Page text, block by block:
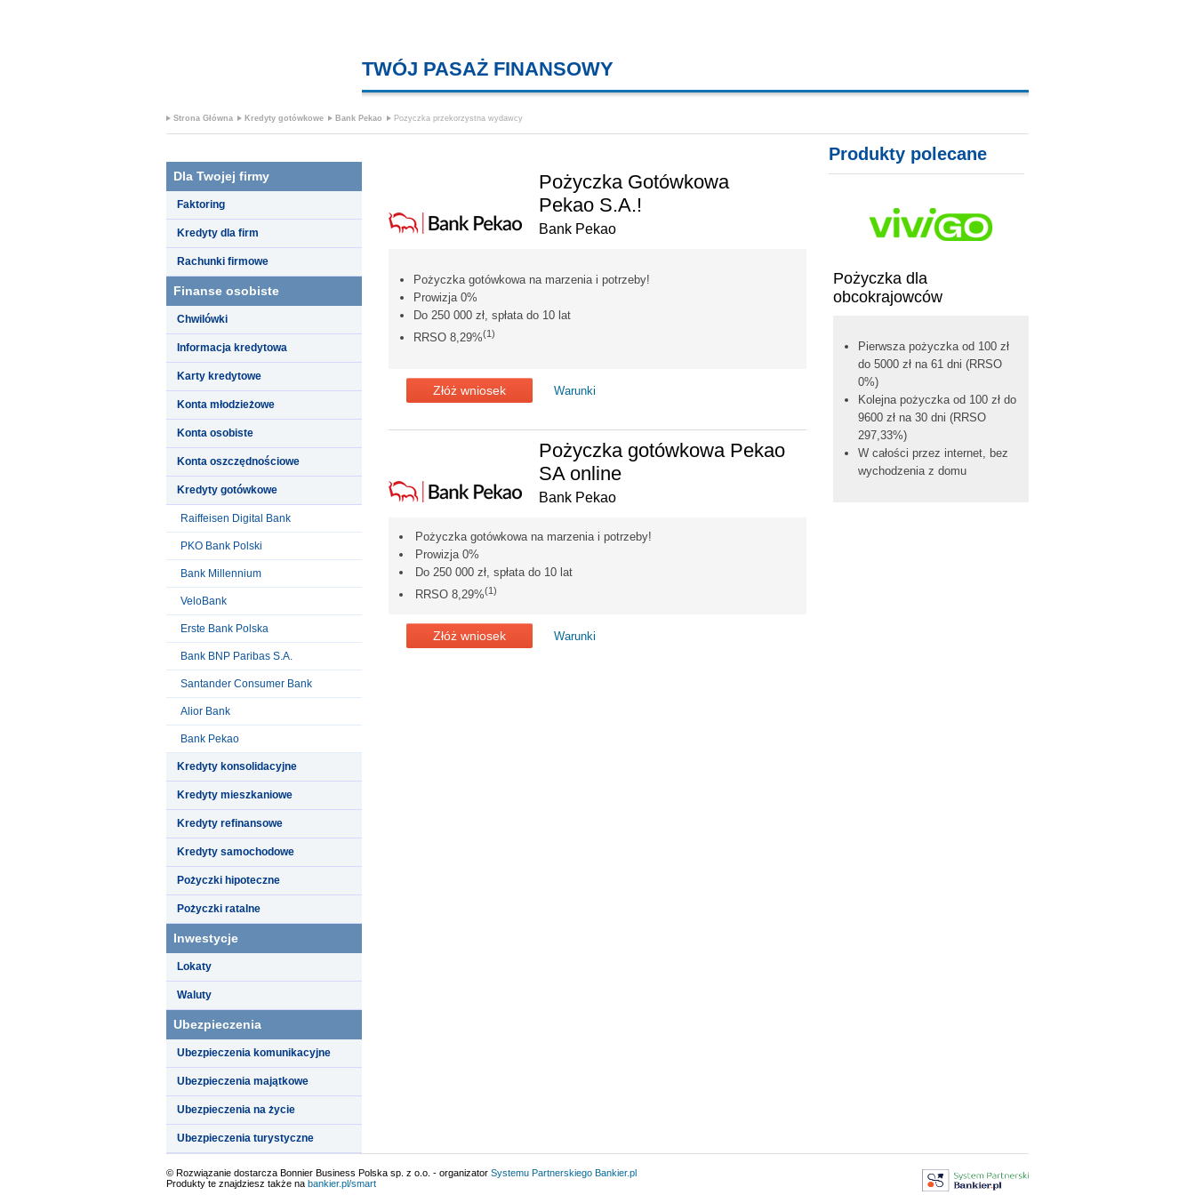
TWÓJ PASAŻ FINANSOWY
Strona Główna Kredyty gotówkowe Bank Pekao Pozyczka przekorzystna wydawcy
Dla Twojej firmy
Faktoring
Kredyty dla firm
Rachunki firmowe
Finanse osobiste
Chwilówki
Informacja kredytowa
Karty kredytowe
Konta młodzieżowe
Konta osobiste
Konta oszczędnościowe
Kredyty gotówkowe
Raiffeisen Digital Bank
PKO Bank Polski
Bank Millennium
VeloBank
Erste Bank Polska
Bank BNP Paribas S.A.
Santander Consumer Bank
Alior Bank
Bank Pekao
Kredyty konsolidacyjne
Kredyty mieszkaniowe
Kredyty refinansowe
Kredyty samochodowe
Pożyczki hipoteczne
Pożyczki ratalne
Inwestycje
Lokaty
Waluty
Ubezpieczenia
Ubezpieczenia komunikacyjne
Ubezpieczenia majątkowe
Ubezpieczenia na życie
Ubezpieczenia turystyczne
Pożyczka Gotówkowa
Pekao S.A.!
Bank Pekao
Pożyczka gotówkowa na marzenia i potrzeby!
Prowizja 0%
Do 250 000 zł, spłata do 10 lat
RRSO 8,29%(1)
Złóż wniosek Warunki
Pożyczka gotówkowa Pekao
SA online
Bank Pekao
Pożyczka gotówkowa na marzenia i potrzeby!
Prowizja 0%
Do 250 000 zł, spłata do 10 lat
RRSO 8,29%(1)
Złóż wniosek Warunki
Produkty polecane
Pożyczka dla
obcokrajowców
Pierwsza pożyczka od 100 zł
do 5000 zł na 61 dni (RRSO
0%)
Kolejna pożyczka od 100 zł do
9600 zł na 30 dni (RRSO
297,33%)
W całości przez internet, bez
wychodzenia z domu
© Rozwiązanie dostarcza Bonnier Business Polska sp. z o.o. - organizator Systemu Partnerskiego Bankier.pl
Produkty te znajdziesz także na bankier.pl/smart